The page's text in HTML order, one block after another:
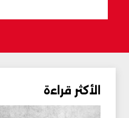
الأكثر قراءة